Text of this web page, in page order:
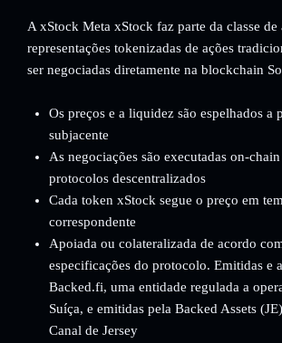
A xStock Meta xStock faz parte da classe
representações tokenizadas de ações
ser negociadas diretamente na blockchain
Os preços e a liquidez são espelhados a
subjacente
As negociações são executadas on-
protocolos descentralizados
Cada token xStock segue o preço em
correspondente
Apoiada ou colateralizada de acordo
especificações do protocolo. Emitidas e
Backed.fi, uma entidade regulada a
Suíça, e emitidas pela Backed Assets
Canal de Jersey